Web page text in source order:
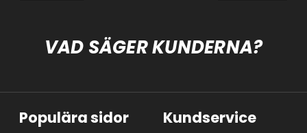
VAD SÄGER KUNDERNA?
Populära sidor Kundservice